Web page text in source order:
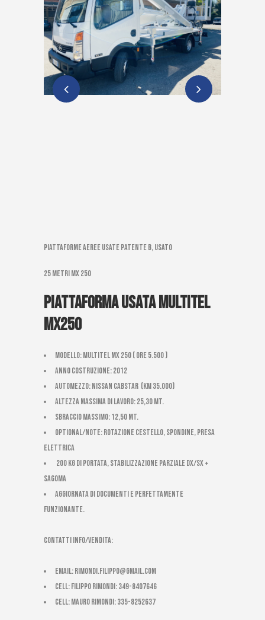
Piattaforme aeree usate patente B, Usato
25 metri mx 250
Piattaforma usata multitel
mx250
Modello: Multitel Mx 250 ( ore 5.500 )
Anno costruzione: 2012
Automezzo: Nissan Cabstar (km 35.000)
Altezza massima di Lavoro: 25,30 mt.
Sbraccio massimo: 12,50 mt.
Optional/Note: ROTAZIONE CESTELLO, SPONDINE, PRESA
ELETTRICA
200 kg di portata, stabilizzazione parziale dx/sx +
sagoma
AGGIORNATA DI DOCUMENTI E PERFETTAMENTE
FUNZIONANTE.
CONTATTI INFO/VENDITA:
email:rimondi.filippo@gmail.com
cell: Filippo Rimondi: 349-8407646
cell: Mauro Rimondi: 335-8252637